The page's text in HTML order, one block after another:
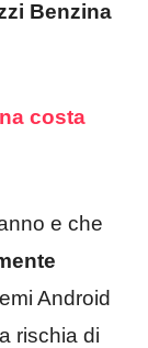
Benzina
costa
e che
Android
rischia di